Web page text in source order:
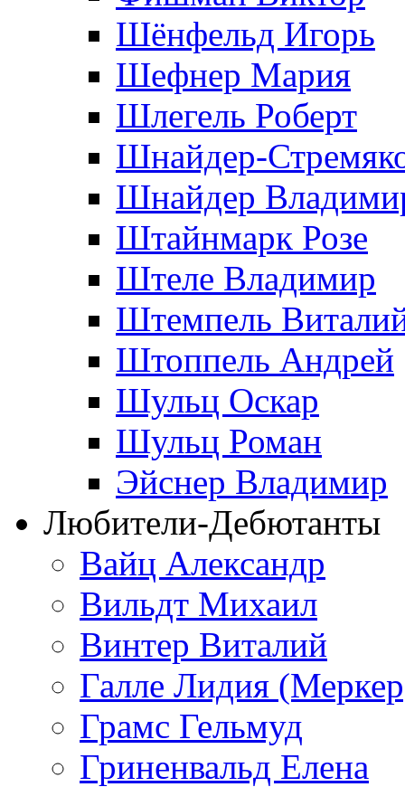
Шёнфельд Игорь
Шефнер Мария
Шлегель Роберт
Шнайдер-
Шнайдер
Штайнмарк Розe
Штеле Владимир
Штемпель
Штоппель Андрей
Шульц Оскар
Шульц Роман
Эйснер Владимир
Любители-Дебютанты
Вайц Александр
Вильдт Михаил
Винтер Виталий
Галле Лидия
Грамс Гельмуд
Гриненвальд Елена